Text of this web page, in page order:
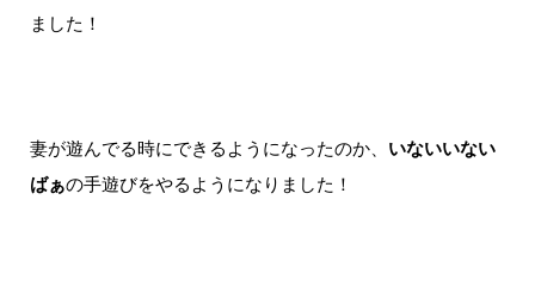
ました！
妻が遊んでる時にできるようになったのか、 いないいない
ばぁの手遊びをやるようになりました！